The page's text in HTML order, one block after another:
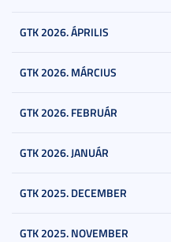
GTK 2026. ÁPRILIS
GTK 2026. MÁRCIUS
GTK 2026. FEBRUÁR
GTK 2026. JANUÁR
GTK 2025. DECEMBER
GTK 2025. NOVEMBER